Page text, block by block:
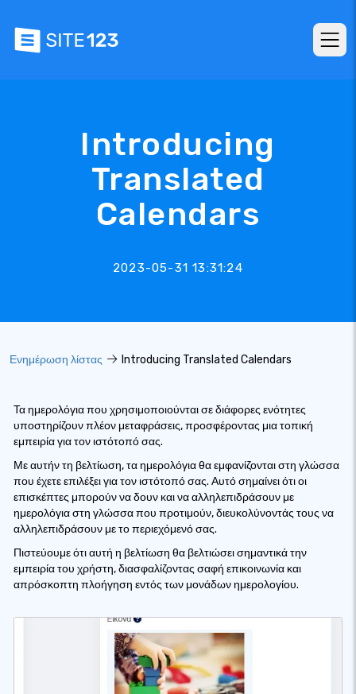
Introducing
Translated
Calendars
2023-05-31 13:31:24
Ενημέρωση λίστας Introducing Translated Calendars
Τα ημερολόγια που χρησιμοποιούνται σε διάφορες ενότητες
υποστηρίζουν πλέον μεταφράσεις, προσφέροντας μια τοπική
εμπειρία για τον ιστότοπό σας.
Με αυτήν τη βελτίωση, τα ημερολόγια θα εμφανίζονται στη γλώσσα
που έχετε επιλέξει για τον ιστότοπό σας. Αυτό σημαίνει ότι οι
επισκέπτες μπορούν να δουν και να αλληλεπιδράσουν με
ημερολόγια στη γλώσσα που προτιμούν, διευκολύνοντάς τους να
αλληλεπιδράσουν με το περιεχόμενό σας.
Πιστεύουμε ότι αυτή η βελτίωση θα βελτιώσει σημαντικά την
εμπειρία του χρήστη, διασφαλίζοντας σαφή επικοινωνία και
απρόσκοπτη πλοήγηση εντός των μονάδων ημερολογίου.